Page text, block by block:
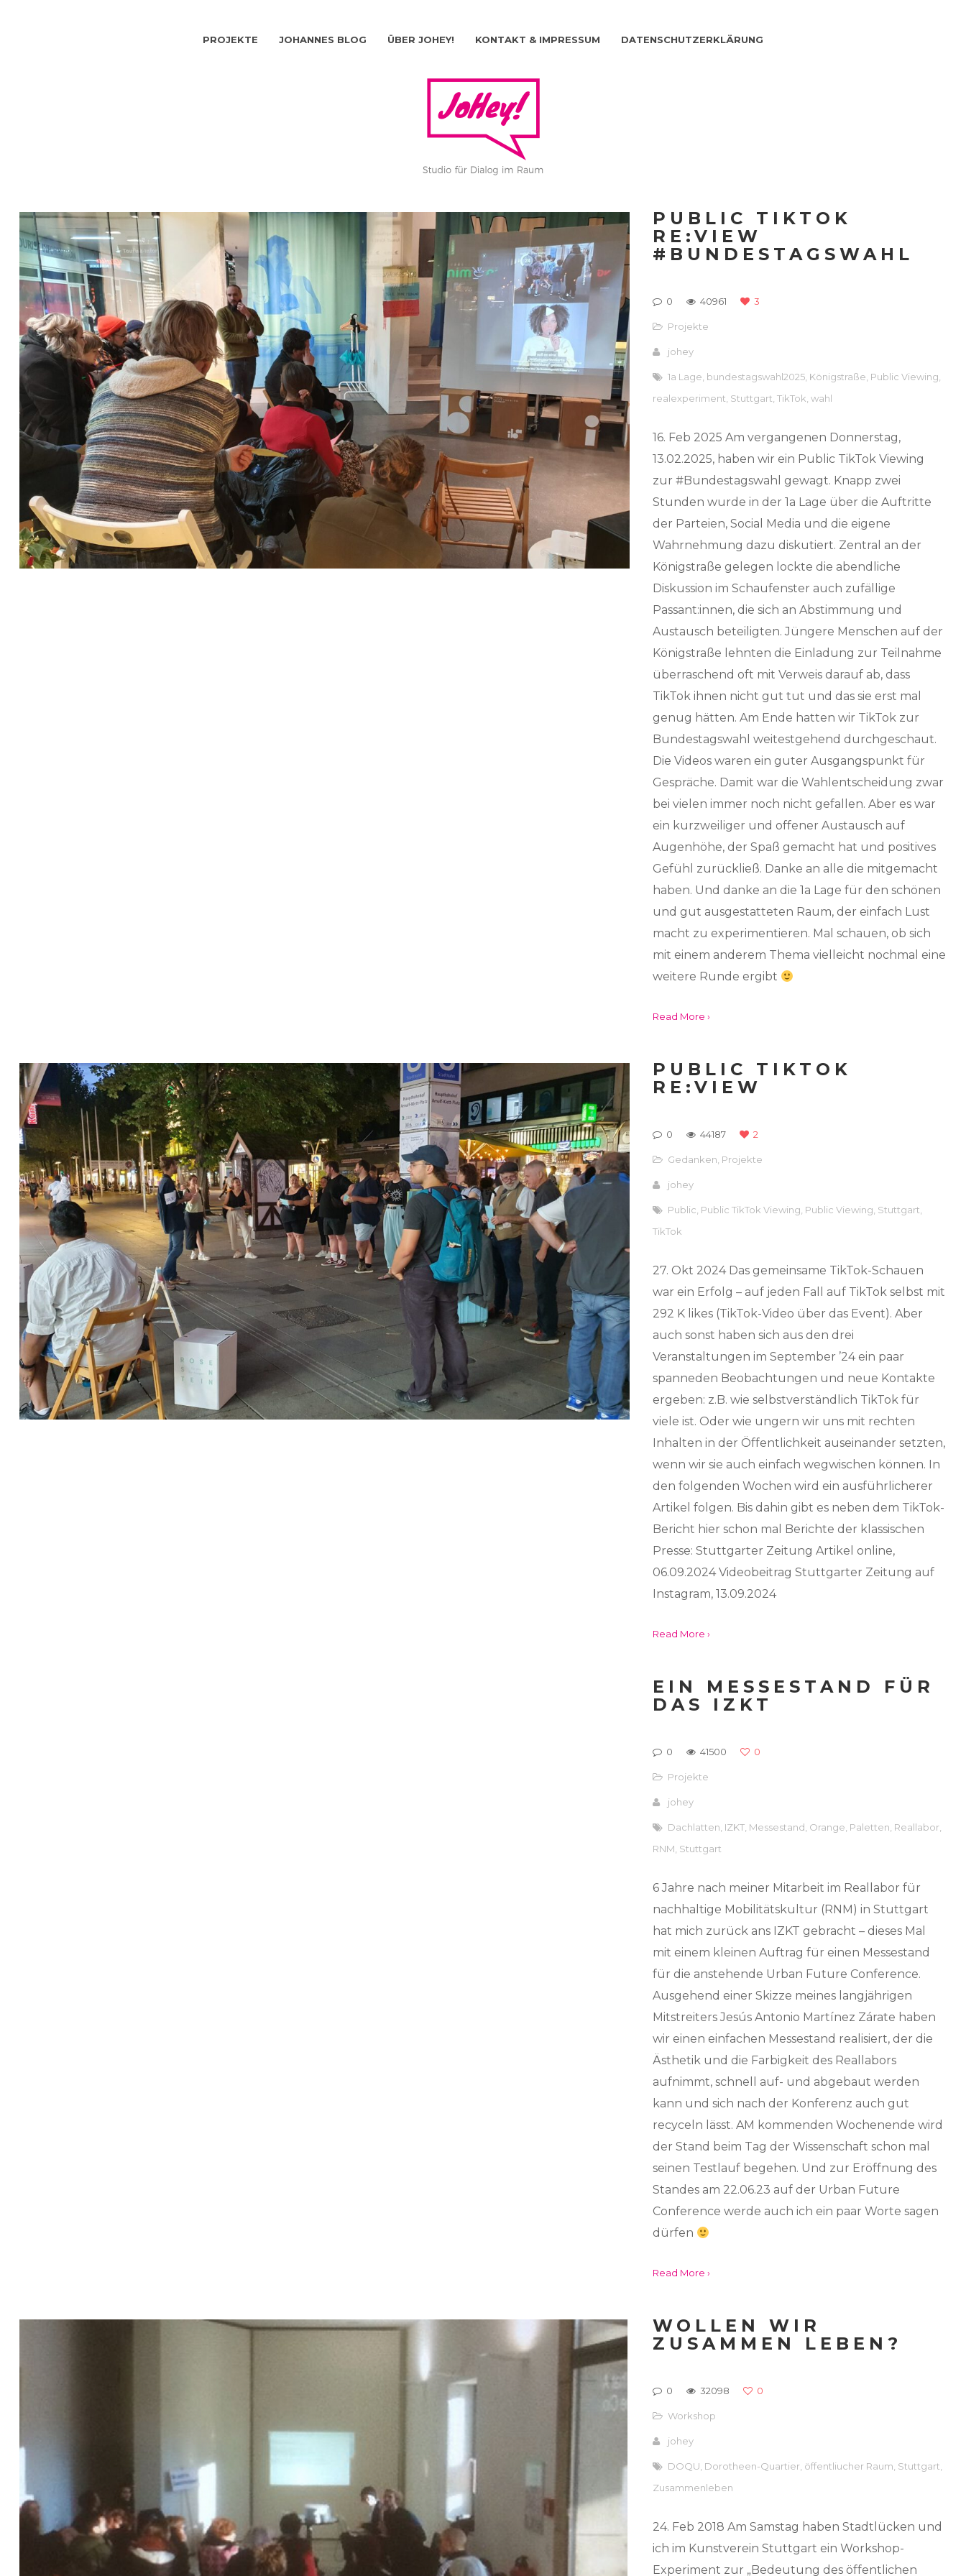
PROJEKTE JOHANNES BLOG ÜBER JOHEY! KONTAKT & IMPRESSUM DATENSCHUTZERKLÄRUNG
PUBLIC TIKTOK
RE:VIEW
#BUNDESTAGSWAHL
0 40961 3
Projekte
johey
1a Lage bundestagswahl2025 Königstraße Public Viewing
realexperiment Stuttgart ,TikTok ,wahl
16. Feb 2025 Am vergangenen Donnerstag,
13.02.2025, haben wir ein Public TikTok Viewing
zur #Bundestagswahl gewagt. Knapp zwei
Stunden wurde in der 1a Lage über die Auftritte
der Parteien, Social Media und die eigene
Wahrnehmung dazu diskutiert. Zentral an der
Königstraße gelegen lockte die abendliche
Diskussion im Schaufenster auch zufällige
Passant:innen, die sich an Abstimmung und
Austausch beteiligten. Jüngere Menschen auf der
Königstraße lehnten die Einladung zur Teilnahme
überraschend oft mit Verweis darauf ab, dass
TikTok ihnen nicht gut tut und das sie erst mal
genug hätten. Am Ende hatten wir TikTok zur
Bundestagswahl weitestgehend durchgeschaut.
Die Videos waren ein guter Ausgangspunkt für
Gespräche. Damit war die Wahlentscheidung zwar
bei vielen immer noch nicht gefallen. Aber es war
ein kurzweiliger und offener Austausch auf
Augenhöhe, der Spaß gemacht hat und positives
Gefühl zurückließ. Danke an alle die mitgemacht
haben. Und danke an die 1a Lage für den schönen
und gut ausgestatteten Raum, der einfach Lust
macht zu experimentieren. Mal schauen, ob sich
mit einem anderem Thema vielleicht nochmal eine
weitere Runde ergibt
Read More ›
PUBLIC TIKTOK
RE:VIEW
0 44187 2
Gedanken Projekte
johey
Public Public TikTok Viewing Public Viewing Stuttgart
TikTok
27. Okt 2024 Das gemeinsame TikTok-Schauen
war ein Erfolg – auf jeden Fall auf TikTok selbst mit
292 K likes (TikTok-Video über das Event). Aber
auch sonst haben sich aus den drei
Veranstaltungen im September ’24 ein paar
spanneden Beobachtungen und neue Kontakte
ergeben: z.B. wie selbstverständlich TikTok für
viele ist. Oder wie ungern wir uns mit rechten
Inhalten in der Öffentlichkeit auseinander setzten,
wenn wir sie auch einfach wegwischen können. In
den folgenden Wochen wird ein ausführlicherer
Artikel folgen. Bis dahin gibt es neben dem TikTok-
Bericht hier schon mal Berichte der klassischen
Presse: Stuttgarter Zeitung Artikel online,
06.09.2024 Videobeitrag Stuttgarter Zeitung auf
Instagram, 13.09.2024
Read More ›
EIN MESSESTAND FÜR
DAS IZKT
0 41500 0
Projekte
johey
Dachlatten IZKT Messestand Orange Paletten Reallabor
RNM Stuttgart
6 Jahre nach meiner Mitarbeit im Reallabor für
nachhaltige Mobilitätskultur (RNM) in Stuttgart
hat mich zurück ans IZKT gebracht – dieses Mal
mit einem kleinen Auftrag für einen Messestand
für die anstehende Urban Future Conference.
Ausgehend einer Skizze meines langjährigen
Mitstreiters Jesús Antonio Martínez Zárate haben
wir einen einfachen Messestand realisiert, der die
Ästhetik und die Farbigkeit des Reallabors
aufnimmt, schnell auf- und abgebaut werden
kann und sich nach der Konferenz auch gut
recyceln lässt. AM kommenden Wochenende wird
der Stand beim Tag der Wissenschaft schon mal
seinen Testlauf begehen. Und zur Eröffnung des
Standes am 22.06.23 auf der Urban Future
Conference werde auch ich ein paar Worte sagen
dürfen
Read More ›
WOLLEN WIR
ZUSAMMEN LEBEN?
0 32098 0
Workshop
johey
DOQU Dorotheen-Quartier öffentliucher Raum Stuttgart
Zusammenleben
24. Feb 2018 Am Samstag haben Stadtlücken und
ich im Kunstverein Stuttgart ein Workshop-
Experiment zur „Bedeutung des öffentlichen